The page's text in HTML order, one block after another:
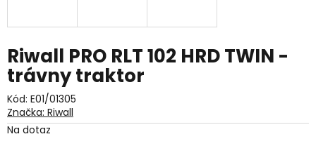
Riwall PRO RLT 102 HRD TWIN -
trávny traktor
Kód: E01/01305
Na dotaz
Značka: Riwall